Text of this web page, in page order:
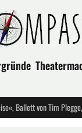
Ballett von Tim